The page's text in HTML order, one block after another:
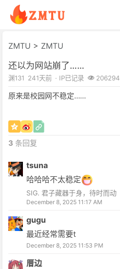
ZMTU > ZMTU
还以为网站崩了……
渊131 241天前 · IP已记录 206294
原来是校园网不稳定……
3 条回复
tsuna
哈哈哈不太稳定
SIG. 君子藏器于身，待时而动
December 8, 2025 11:17 AM
gugu
最近经常需要t
December 8, 2025 11:53 PM
厝边